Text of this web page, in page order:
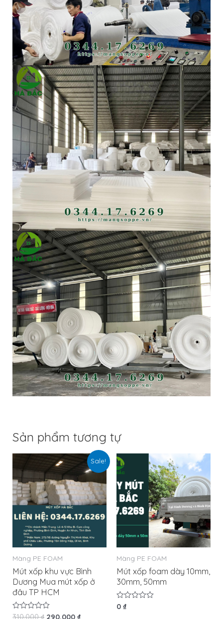
Sản phẩm tương tự
Sale!
Màng PE FOAM
Mút xốp khu vực Bình
Dương Mua mút xốp ở
đâu TP HCM
Được
310.000₫ 290.000₫
Màng PE FOAM
Mút xốp foam dày 10mm,
30mm, 50mm
Được
0 ₫